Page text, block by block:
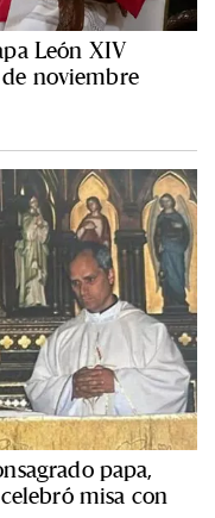
León XIV
noviembre
papa,
misa con